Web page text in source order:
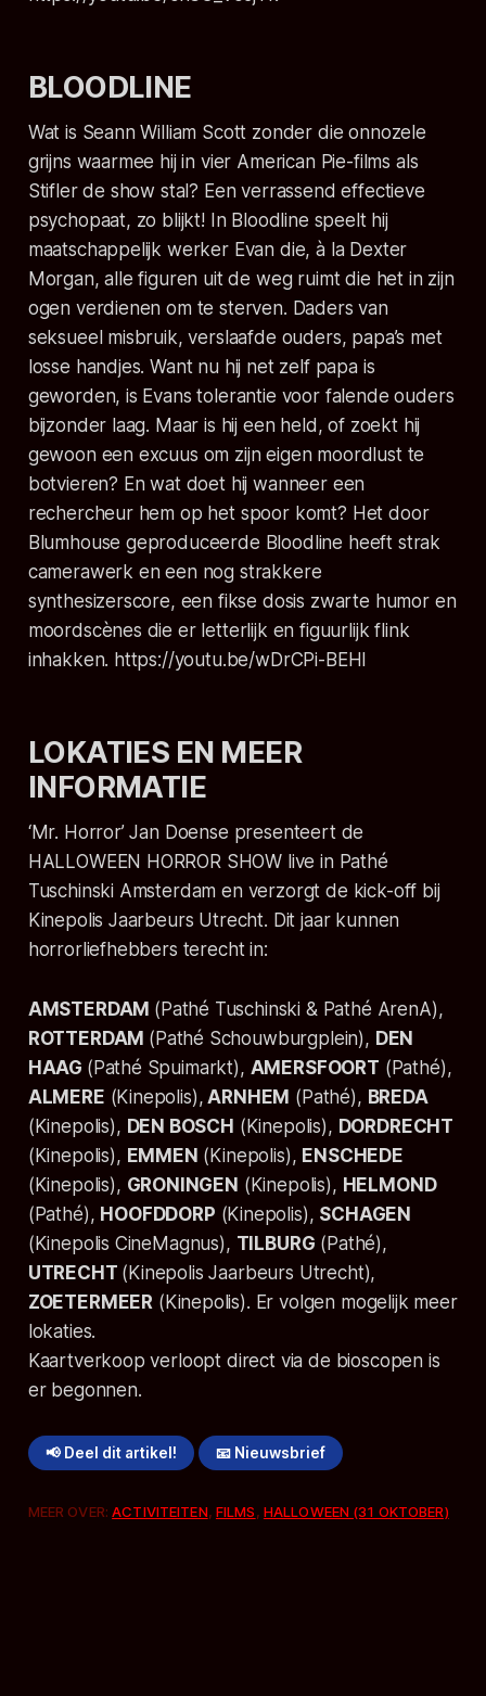
BLOODLINE
Wat is Seann William Scott zonder die onnozele
grijns waarmee hij in vier American Pie-films als
Stifler de show stal? Een verrassend effectieve
psychopaat, zo blijkt! In Bloodline speelt hij
maatschappelijk werker Evan die,à laDexter
Morgan, alle figuren uit de weg ruimt die het in zijn
ogen verdienen om te sterven. Daders van
seksueel misbruik, verslaafde ouders, papa’s met
losse handjes. Want nu hij net zelf papa is
geworden, is Evans tolerantie voor falende ouders
bijzonder laag. Maar is hij een held, of zoekt hij
gewoon een excuus om zijn eigen moordlust te
botvieren? En wat doet hij wanneer een
rechercheur hem op het spoor komt? Het door
Blumhouse geproduceerde Bloodline heeft strak
camerawerk en een nog strakkere
synthesizerscore, een fikse dosis zwarte humor en
moordscènes die er letterlijk en figuurlijk flink
inhakken. https://youtu.be/wDrCPi-BEHI
LOKATIES EN MEER
INFORMATIE
‘Mr. Horror’ Jan Doense presenteert de
HALLOWEEN HORROR SHOW live in Pathé
Tuschinski Amsterdam en verzorgt de kick-off bij
Kinepolis Jaarbeurs Utrecht. Dit jaar kunnen
horrorliefhebbers terecht in:
AMSTERDAM (Pathé Tuschinski & Pathé ArenA),
ROTTERDAM (Pathé Schouwburgplein), DEN
HAAG (Pathé Spuimarkt), AMERSFOORT (Pathé),
ALMERE (Kinepolis), ARNHEM (Pathé), BREDA
(Kinepolis), DEN BOSCH (Kinepolis), DORDRECHT
(Kinepolis), EMMEN (Kinepolis), ENSCHEDE
(Kinepolis), GRONINGEN (Kinepolis), HELMOND
(Pathé), HOOFDDORP (Kinepolis), SCHAGEN
(Kinepolis CineMagnus), TILBURG (Pathé),
UTRECHT (Kinepolis Jaarbeurs Utrecht),
ZOETERMEER (Kinepolis). Er volgen mogelijk meer
lokaties.
Kaartverkoop verloopt direct via de bioscopen is
er begonnen.
📢 Deel dit artikel! 📧 Nieuwsbrief
MEER OVER:ACTIVITEITEN, FILMS, HALLOWEEN (31 OKTOBER)